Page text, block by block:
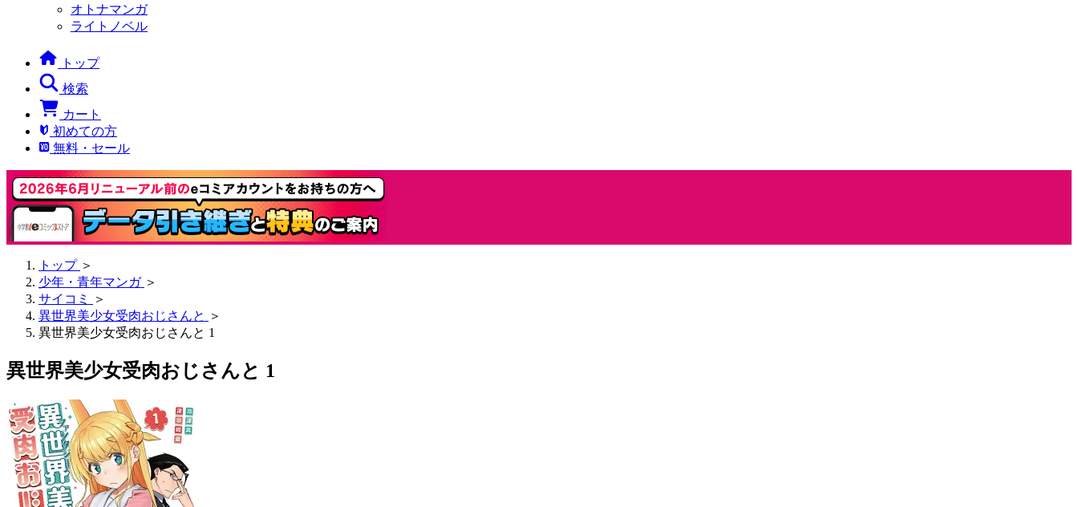
オトナマンガ
ライトノベル
トップ
検索
カート
初めての方
無料・セール
トップ ＞
少年・青年マンガ ＞
サイコミ
＞
異世界美少女受肉おじさんと
＞
異世界美少女受肉おじさんと 1
異世界美少女受肉おじさんと 1